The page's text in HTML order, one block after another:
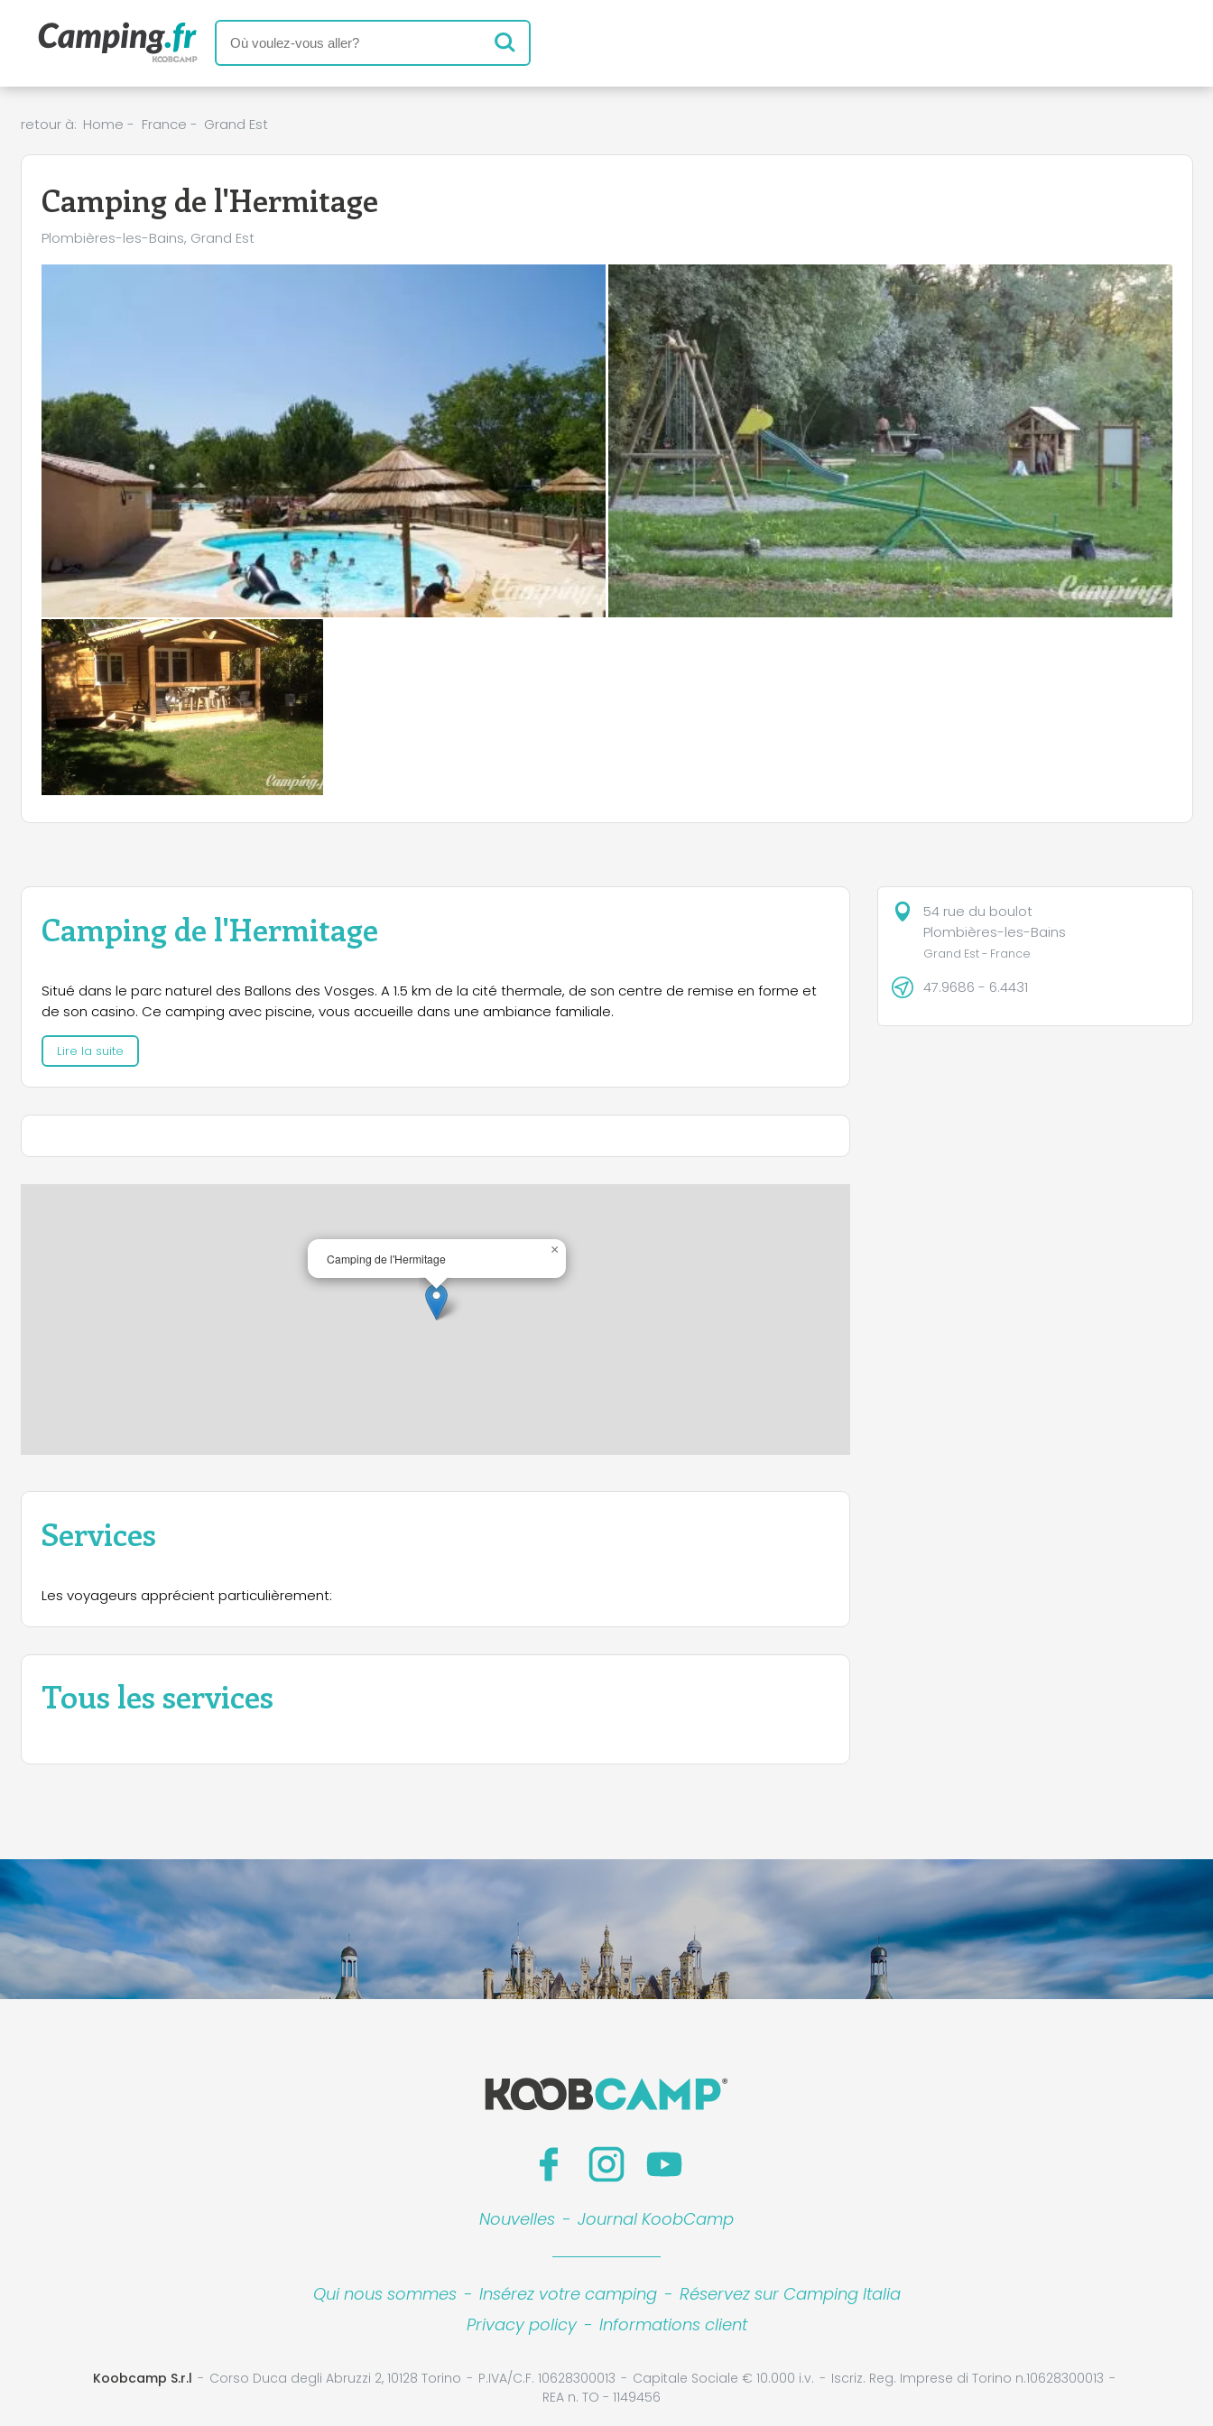
retour à: Home - France - Grand Est
Camping de l'Hermitage
Plombières-les-Bains, Grand Est
Camping de l'Hermitage
Situé dans le parc naturel des Ballons des Vosges. A 1.5 km de la cité thermale, de son centre de remise en forme et
de son casino. Ce camping avec piscine, vous accueille dans une ambiance familiale.
Lire la suite
Camping de l'Hermitage
×
−
Services
Les voyageurs apprécient particulièrement:
Tous les services
54 rue du boulot
Plombières-les-Bains
Grand Est - France
47.9686 - 6.4431
Nouvelles - Journal KoobCamp
Qui nous sommes - Insérez votre camping - Réservez sur Camping Italia
Privacy policy - Informations client
Koobcamp S.r.l Corso Duca degli Abruzzi 2, 10128 Torino P.IVA/C.F. 10628300013 Capitale Sociale € 10.000 i.v.
Iscriz. Reg. Imprese di Torino n.10628300013
REA n. TO - 1149456